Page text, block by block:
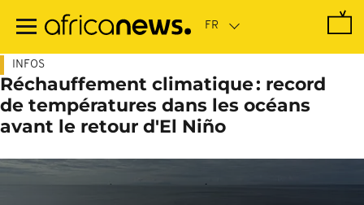
contenu
INFOS
Réchauffement climatique : record
de températures dans les océans
avant le retour d'El Niño